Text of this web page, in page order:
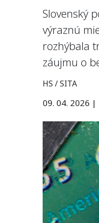
Slovenský
výraznú
rozhýbala
záujmu o
HS / SITA
09. 04. 2026 |